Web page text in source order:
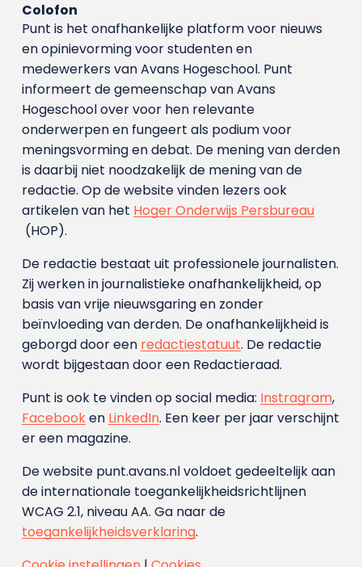
Colofon
Punt is het onafhankelijke platform voor nieuws
en opinievorming voor studenten en
medewerkers van Avans Hoge­school. Punt
informeert de gemeenschap van Avans
Hogeschool over voor hen relevante
onderwerpen en fungeert als podium voor
meningsvorming en debat. De mening van derden
is daarbij niet noodzakelijk de mening van de
redactie. Op de website vinden lezers ook
artikelen van het Hoger Onderwijs Persbureau
(HOP).
De redactie bestaat uit professionele journalisten.
Zij werken in journalistieke onafhankelijkheid, op
basis van vrije nieuwsgaring en zonder
beïnvloeding van derden. De onafhankelijkheid is
geborgd door een redactiestatuut. De redactie
wordt bijgestaan door een Redactieraad.
Punt is ook te vinden op social media: Instragram,
Facebooken LinkedIn. Een keer per jaar verschijnt
er een magazine.
De website punt.avans.nl voldoet gedeeltelijk aan
de internationale toegankelijkheidsrichtlijnen
WCAG 2.1, niveau AA. Ga naar de
toegankelijkheidsverklaring.